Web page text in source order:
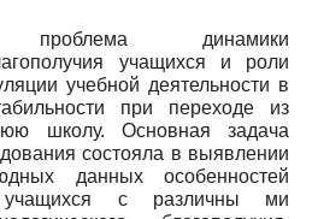
проблема динамики
учащихся и роли
учебной деятельности в
при переходе из
школу. Основная задача
состояла в выявлении
данных особенностей
учащихся с различны ми